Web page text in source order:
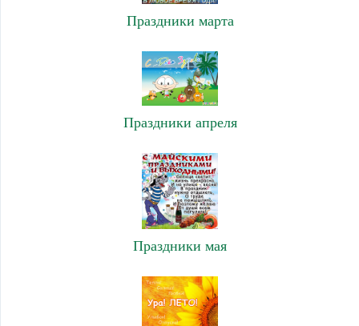
Праздники марта
Праздники апреля
Праздники мая